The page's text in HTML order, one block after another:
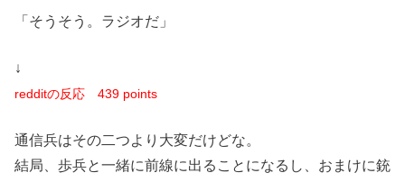
「そうそう。ラジオだ」
↓
redditの反応 439 points
通信兵はその二つより大変だけどな。
結局、歩兵と一緒に前線に出ることになるし、おまけに銃